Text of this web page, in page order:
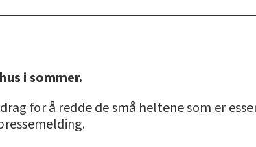
i sommer.
for å redde de små heltene som er